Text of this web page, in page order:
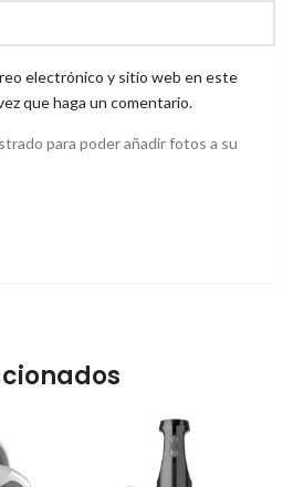
electrónico y sitio web en este
que haga un comentario.
para poder añadir fotos a su